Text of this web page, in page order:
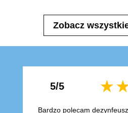
Zobacz
5/5
Bardzo polecam